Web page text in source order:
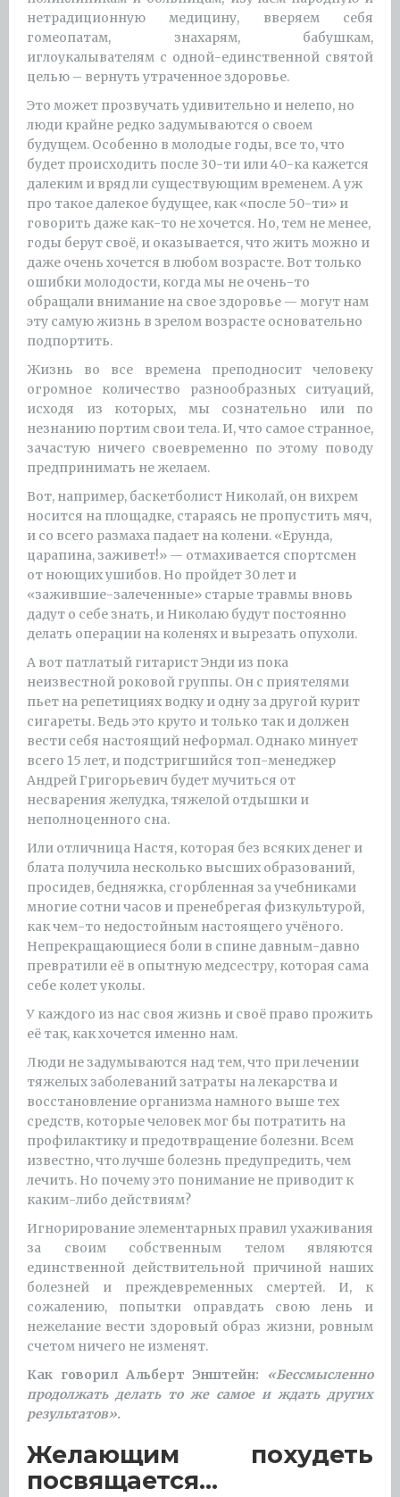
нетрадиционную медицину, вверяем себя
гомеопатам, знахарям, бабушкам,
иглоукалывателям с одной-единственной святой
целью – вернуть утраченное здоровье.
Это может прозвучать удивительно и нелепо, но
люди крайне редко задумываются о своем
будущем. Особенно в молодые годы, все то, что
будет происходить после 30-ти или 40-ка кажется
далеким и вряд ли существующим временем. А уж
про такое далекое будущее, как «после 50-ти» и
говорить даже как-то не хочется. Но, тем не менее,
годы берут своё, и оказывается, что жить можно и
даже очень хочется в любом возрасте. Вот только
ошибки молодости, когда мы не очень-то
обращали внимание на свое здоровье — могут нам
эту самую жизнь в зрелом возрасте основательно
подпортить.
Жизнь во все времена преподносит человеку
огромное количество разнообразных ситуаций,
исходя из которых, мы сознательно или по
незнанию портим свои тела. И, что самое странное,
зачастую ничего своевременно по этому поводу
предпринимать не желаем.
Вот, например, баскетболист Николай, он вихрем
носится на площадке, стараясь не пропустить мяч,
и со всего размаха падает на колени. «Ерунда,
царапина, заживет!» — отмахивается спортсмен
от ноющих ушибов. Но пройдет 30 лет и
«зажившие-залеченные» старые травмы вновь
дадут о себе знать, и Николаю будут постоянно
делать операции на коленях и вырезать опухоли.
А вот патлатый гитарист Энди из пока
неизвестной роковой группы. Он с приятелями
пьет на репетициях водку и одну за другой курит
сигареты. Ведь это круто и только так и должен
вести себя настоящий неформал. Однако минует
всего 15 лет, и подстригшийся топ-менеджер
Андрей Григорьевич будет мучиться от
несварения желудка, тяжелой отдышки и
неполноценного сна.
Или отличница Настя, которая без всяких денег и
блата получила несколько высших образований,
просидев, бедняжка, сгорбленная за учебниками
многие сотни часов и пренебрегая физкультурой,
как чем-то недостойным настоящего учёного.
Непрекращающиеся боли в спине давным-давно
превратили её в опытную медсестру, которая сама
себе колет уколы.
У каждого из нас своя жизнь и своё право прожить
её так, как хочется именно нам.
Люди не задумываются над тем, что при лечении
тяжелых заболеваний затраты на лекарства и
восстановление организма намного выше тех
средств, которые человек мог бы потратить на
профилактику и предотвращение болезни. Всем
известно, что лучше болезнь предупредить, чем
лечить. Но почему это понимание не приводит к
каким-либо действиям?
Игнорирование элементарных правил ухаживания
за своим собственным телом являются
единственной действительной причиной наших
болезней и преждевременных смертей. И, к
сожалению, попытки оправдать свою лень и
нежелание вести здоровый образ жизни, ровным
счетом ничего не изменят.
Как говорил Альберт Энштейн:
«Бессмысленно
продолжать делать то же самое и ждать других
результатов».
Желающим похудеть
посвящается…